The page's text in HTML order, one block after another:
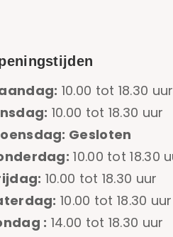
10.00 tot 18.30 uur
10.00 tot 18.30 uur
Gesloten
10.00 tot 18.30
10.00 tot 18.30 uur
10.00 tot 18.30 uur
: 14.00 tot 18.30 uur